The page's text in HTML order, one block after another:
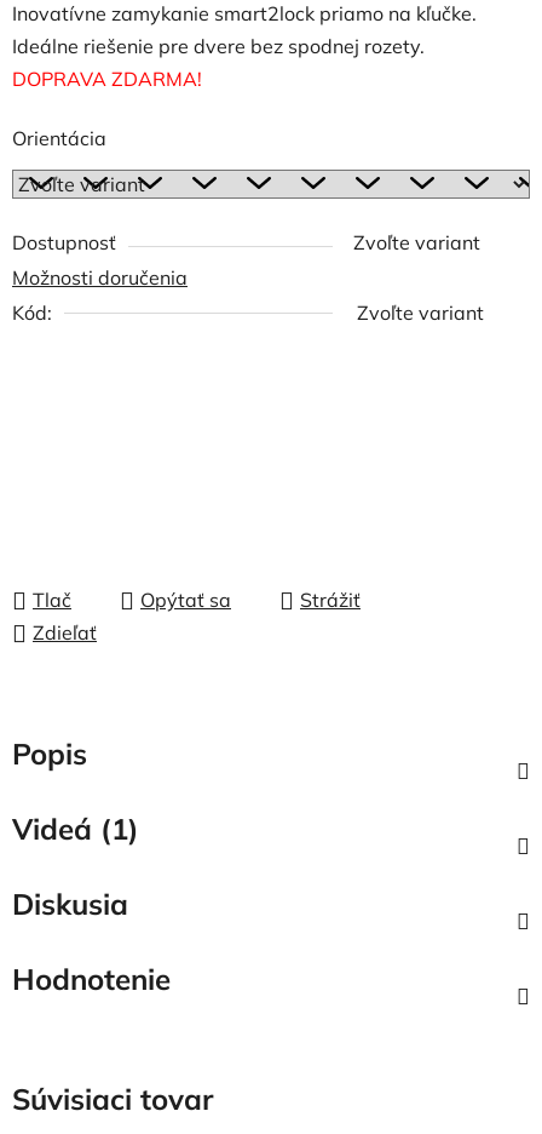
Inovatívne zamykanie smart2lock priamo na kľučke.
Ideálne riešenie pre dvere bez spodnej rozety.
DOPRAVA ZDARMA!
Orientácia
Dostupnosť
Zvoľte variant
Možnosti doručenia
Kód:
Zvoľte variant
Tlač Opýtať sa
Strážiť
Zdieľať
Popis
Videá (1)
Diskusia
Hodnotenie
Súvisiaci tovar